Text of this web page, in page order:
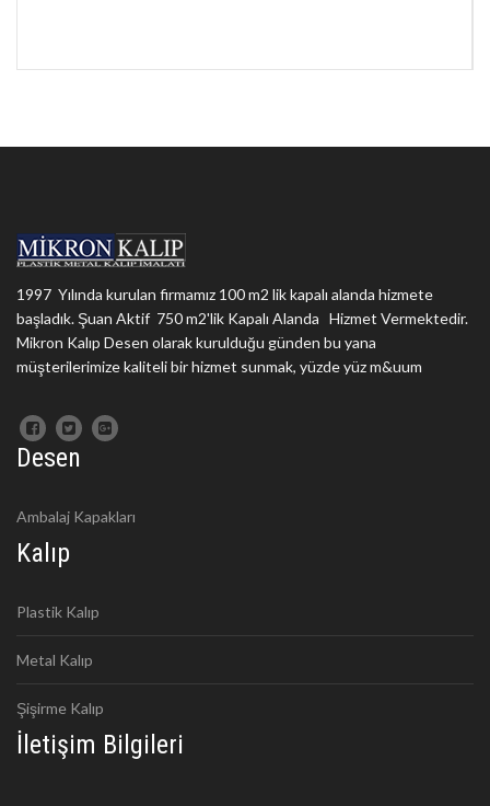
1997 Yılında kurulan firmamız 100 m2 lik kapalı alanda hizmete
başladık. Şuan Aktif 750 m2'lik Kapalı Alanda Hizmet Vermektedir.
Mikron Kalıp Desen olarak kurulduğu günden bu yana
müşterilerimize kaliteli bir hizmet sunmak, yüzde yüz m&uum
Desen
Ambalaj Kapakları
Kalıp
Plastik Kalıp
Metal Kalıp
Şişirme Kalıp
İletişim Bilgileri